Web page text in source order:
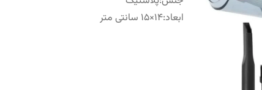
ابعاد:14×15 سانتی متر